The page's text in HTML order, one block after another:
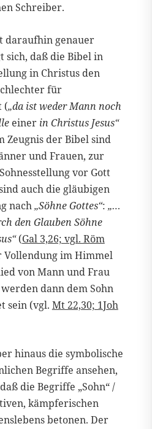
Schreiber.
daraufhin genauer
sich, daß die Bibel in
in Christus den
für
(„da ist weder Mann noch
einerin Christus Jesus“
Zeugnis der Bibel sind
und Frauen, zur
vor Gott
auch die gläubigen
nach„Söhne Gottes“: „…
den Glauben Söhne
(Gal 3,26; vgl. Röm
Vollendung im Himmel
von Mann und Frau
dann dem Sohn
sein (vgl. Mt 22,30; 1Joh
hinaus die symbolische
Begriffe ansehen,
die Begriffe „Sohn“ /
kämpferischen
betonen. Der